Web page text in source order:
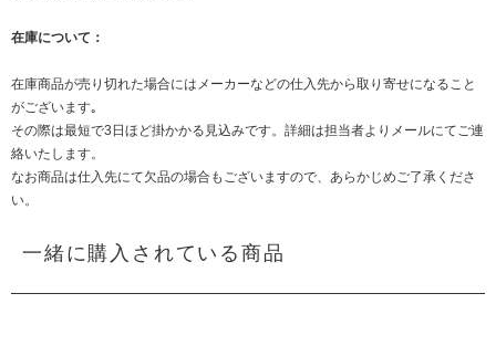
在庫について：
在庫商品が売り切れた場合にはメーカーなどの仕入先から取り寄せになること
がございます｡
その際は最短で3日ほど掛かかる見込みです。詳細は担当者よりメールにてご連
絡いたします。
なお商品は仕入先にて欠品の場合もございますので、あらかじめご了承くださ
い。
一緒に購入されている商品